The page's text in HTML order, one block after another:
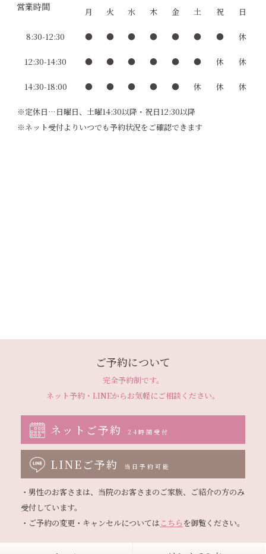
営業時間 月 火 水 木 金 土 祝 日
8:30-12:30 ● ● ● ● ● ● ● 休
12:30-14:30 ● ● ● ● ● ● 休 休
14:30-18:00 ● ● ● ● ● 休 休 休
※定休日…日曜日、土曜14:30以降・祝日12:30以降
※ネット受付よりいつでも予約状況をご確認できます
ご予約について
完全予約制です。
ネット予約・LINEからお気軽にご相談ください。
ネットご予約 24時間受付
LINEご予約 当日予約可能
・男性のお客さまは、当院のお客さまのご家族、ご紹介の方のみ
受付しています。
・ご予約の変更・キャンセルについてはこちら